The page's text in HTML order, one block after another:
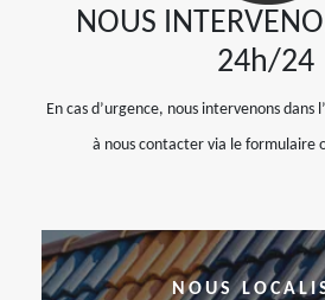
NOUS
24h/24
En cas d’urgence, nous intervenons dans
à nous contacter via le formulaire
NOUS